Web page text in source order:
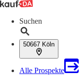
Suchen
50667 Köln
Alle Prospekte